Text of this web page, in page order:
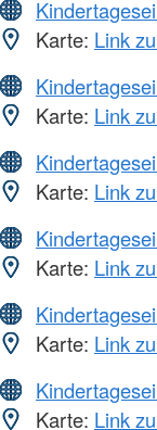
Karte: Link
Karte: Link
Karte: Link
Karte: Link
Karte: Link
Karte: Link